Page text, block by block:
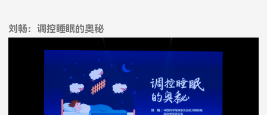
刘畅：调控睡眠的奥秘